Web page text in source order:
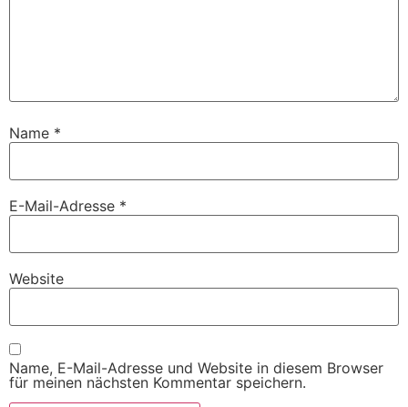
Name *
E-Mail-Adresse *
Website
Name, E-Mail-Adresse und Website in diesem Browser
für meinen nächsten Kommentar speichern.